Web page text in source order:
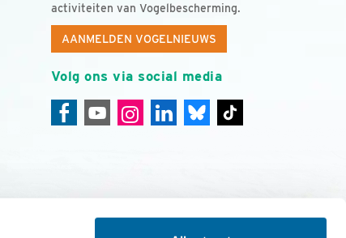
activiteiten van Vogelbescherming.
AANMELDEN VOGELNIEUWS
Volg ons via social media